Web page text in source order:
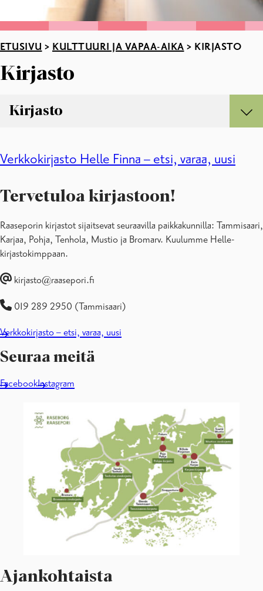
ETUSIVU > KULTTUURI JA VAPAA-AIKA > KIRJASTO
Kirjasto
Kirjasto
Asiakastietokoneet ja tulostaminen
Asiakkaana kirjastossa
E-aineistot
Kirjaston henkilökunta
Kokoelmat
Lehdet
Lapset ja nuoret
Nuorille
Vanhemmille
Tapahtumat ja näyttelyt
Verkkokirjasto Helle Finna – etsi, varaa, uusi
Tervetuloa kirjastoon!
Raaseporin kirjastot sijaitsevat seuraavilla paikkakunnilla: Tammisaari,
Karjaa, Pohja, Tenhola, Mustio ja Bromarv. Kuulumme Helle-
kirjastokimppaan.
kirjasto@raasepori.fi
019 289 2950 (Tammisaari)
Verkkokirjasto – etsi, varaa, uusi
Seuraa meitä
FacebookInstagram
Ajankohtaista